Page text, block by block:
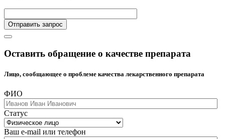
Отправить запрос
Оставить обращение о качестве препарата
Лицо, сообщающее о проблеме качества лекарственного препарата
ФИО
Статус
Ваш e-mail или телефон